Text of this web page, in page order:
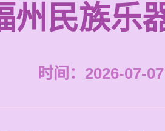
州民族乐
时间：2026-07-